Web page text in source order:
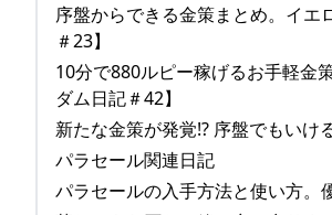
序盤からできる金策まとめ。イエ
＃23】
10分で880ルピー稼げるお手軽金
ダム日記＃42】
新たな金策が発覚!? 序盤でもいけ
パラセール関連日記
パラセールの入手方法と使い方。